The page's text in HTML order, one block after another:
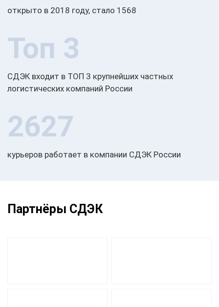
открыто в 2018 году, стало 1568
Топ 3
СДЭК входит в ТОП 3 крупнейших частных
логистических компаний России
2627
курьеров работает в компании СДЭК России
Партнёры СДЭК